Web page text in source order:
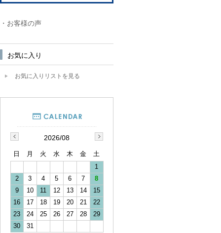
・お客様の声
お気に入り
お気に入りリストを見る
2026/08
日 月 火 水 木 金
土
1
2
3 4 5 6 7
8
9
10 11 12 13 14
15
16
17 18 19 20 21
22
23
24 25 26 27 28
29
30
31